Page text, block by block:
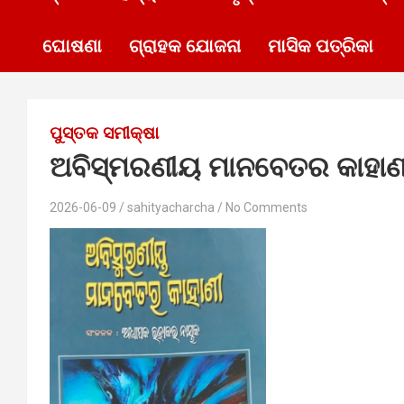
ଘୋଷଣା ଗ୍ରାହକ ଯୋଜନା ମାସିକ ପତ୍ରିକା
ପୁସ୍ତକ ସମୀକ୍ଷା
ଅବିସ୍ମରଣୀୟ ମାନବେତର
2026-06-09 sahityacharcha No Comments